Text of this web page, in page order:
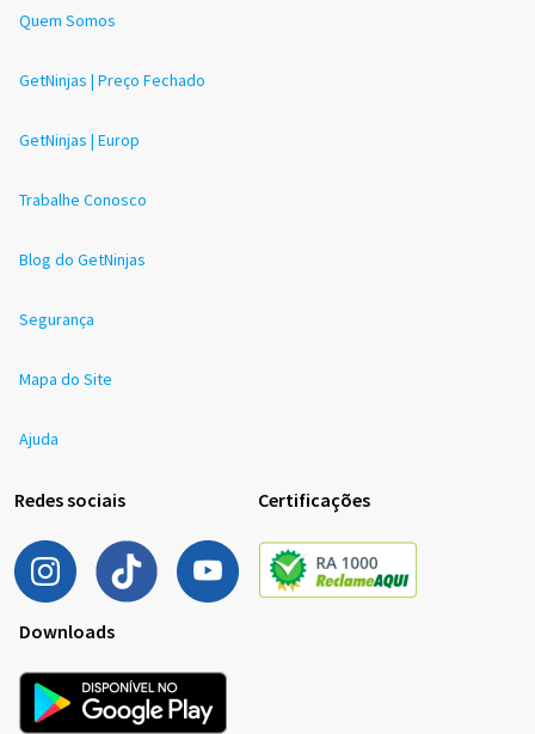
Quem Somos
GetNinjas | Preço Fechado
GetNinjas | Europ
Trabalhe Conosco
Blog do GetNinjas
Segurança
Mapa do Site
Ajuda
Redes sociais Certificações
Downloads